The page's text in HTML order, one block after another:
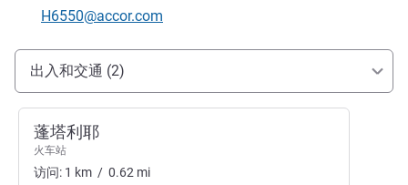
联系电子邮件
H6550@accor.com
抵达和交通
出入和交通 (2)
蓬塔利耶
火车站
访问: 1 km / 0.62 mi